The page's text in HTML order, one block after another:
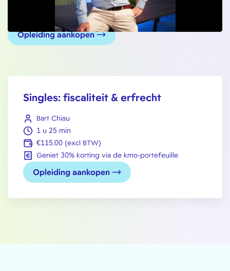
Opleiding aankopen
Singles: fiscaliteit & erfrecht
Bart Chiau
1 u 25 min
€115.00 (excl BTW)
Geniet 30% korting via de kmo-portefeuille
Opleiding aankopen